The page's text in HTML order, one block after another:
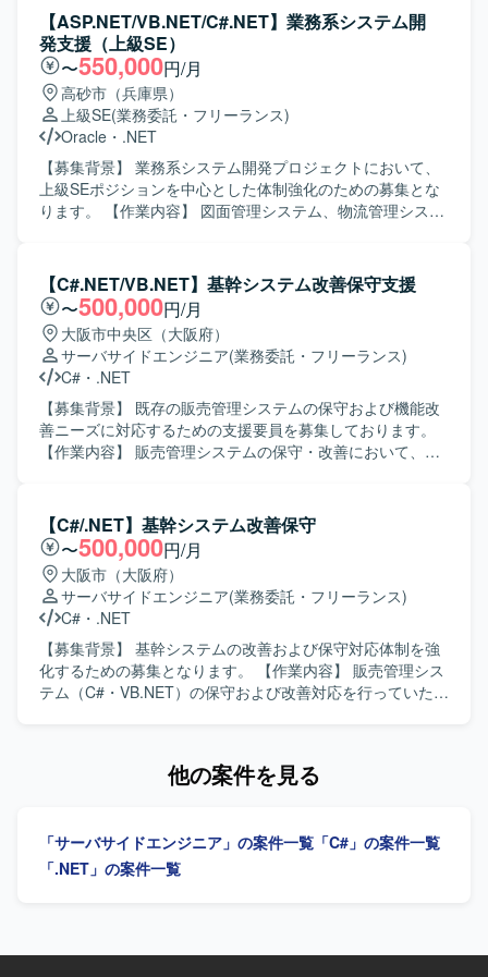
ただけます。 【開発環境】 開発言語としてC#.net、
ASP.netが利用されております。
リースまで一連の工程をお任せいたします。既存機能の改
修や不具合対応に加え、業務要望に基づく機能追加なども
行っていただきます。 【求める人物像】 システムの現状を
理解しながら、関係者と円滑にコミュニケーションを取
り、自発的に改善提案や課題解決に取り組んでいただける
方を求めております。既存システムの保守・改善業務に対
して粘り強く取り組める方にマッチする環境です。 【ポジ
ションの魅力】 基幹となる販売管理システムに長期的に関
わることで、業務知識と技術スキルの両面を深めていただ
けます。要件確認からリリースまで一貫して携わることが
言語を用いた販売管理システムの開発・保守環境となりま
す。
【ASP.NET/VB.NET/C#.NET】業務系システム開
発支援（上級SE）
〜550,000円/月
高砂市（兵庫県）
上級SE(業務委託・フリーランス)
Oracle ・ .NET
【募集背景】 業務系システム開発プロジェクトにおいて、
上級SEポジションを中心とした体制強化のための募集とな
ります。 【作業内容】 図面管理システム、物流管理システ
ます。既存システムの機能追加や改修、新規機能の設計・
実装を行いながら、品質を意識した開発を推進していただ
きます。 【求める人物像】 お客様や上位SE、PGと円滑な
コミュニケーションを取りながら、主体的に業務を推進し
ていただける方を求めています。複数システムを横断した
業務理解を行い、状況に応じて柔軟に立ち回れる方が望ま
しいです。 【ポジションの魅力】 要件定義から結合テスト
まで上流から下流まで一貫して関わることができ、上級SE
としてPL経験を活かしながら業務系システム開発のスキル
ことができます。 【開発環境】 ASP.NET、VB.NET、
C#.NET、PL/SQL、RDB（SQLServer、Oracle）などを用
いた業務系システム開発環境となります。
【C#.NET/VB.NET】基幹システム改善保守支援
〜500,000円/月
大阪市中央区（大阪府）
サーバサイドエンジニア(業務委託・フリーランス)
C# ・ .NET
【募集背景】 既存の販売管理システムの保守および機能改
善ニーズに対応するための支援要員を募集しております。
【作業内容】 販売管理システムの保守・改善において、要
規機能追加などを行っていただきます。 【求める人物像】
主体的に業務を推進し、前向きかつ柔軟に対応できる方を
求めております。 【ポジションの魅力】 上流工程からリリ
ースまで一連の工程に携わることができ、基幹系システム
の保守・改善を通じて業務知識と開発スキルの双方を高め
ていただけます。 【開発環境】 C#.NET、VB.NETを用いた
販売管理システムの開発・保守環境となります。
【C#/.NET】基幹システム改善保守
〜500,000円/月
大阪市（大阪府）
サーバサイドエンジニア(業務委託・フリーランス)
C# ・ .NET
【募集背景】 基幹システムの改善および保守対応体制を強
化するための募集となります。 【作業内容】 販売管理シス
テム（C#・VB.NET）の保守および改善対応を行っていただ
軟な思考を持ち、状況に応じて自ら考えて動ける方です。
ことができます。上流からリリースまで一貫して関われる
ため、システム全体の流れを把握しながらスキルアップし
他の案件を見る
「サーバサイドエンジニア」の案件一覧 「C#」の案件一覧
「.NET」の案件一覧